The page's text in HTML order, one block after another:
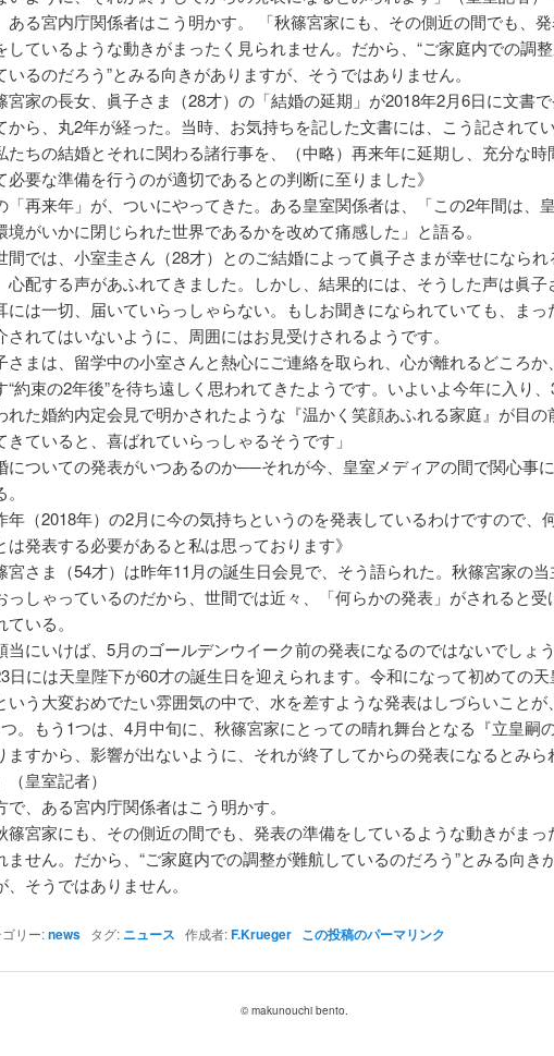
ある宮内庁関係者はこう明かす。 「秋篠宮家にも、その側近の間でも、
しているような動きがまったく見られません。だから、“ご家庭内での調
いるのだろう”とみる向きがありますが、そうではありません。
宮家の長女、眞子さま（28才）の「結婚の延期」が2018年2月6日に文書で
から、丸2年が経った。当時、お気持ちを記した文書には、こう記されてい
たちの結婚とそれに関わる諸行事を、（中略）再来年に延期し、充分な時
必要な準備を行うのが適切であるとの判断に至りました》
「再来年」が、ついにやってきた。ある皇室関係者は、「この2年間は、
境がいかに閉じられた世界であるかを改めて痛感した」と語る。
間では、小室圭さん（28才）とのご結婚によって眞子さまが幸せになられ
心配する声があふれてきました。しかし、結果的には、そうした声は眞子
には一切、届いていらっしゃらない。もしお聞きになられていても、まっ
されてはいないように、周囲にはお見受けされるようです。
さまは、留学中の小室さんと熱心にご連絡を取られ、心が離れるどころか
“約束の2年後”を待ち遠しく思われてきたようです。いよいよ今年に入り
れた婚約内定会見で明かされたような『温かく笑顔あふれる家庭』が目の
きていると、喜ばれていらっしゃるそうです」
についての発表がいつあるのか──それが今、皇室メディアの間で関心事
年（2018年）の2月に今の気持ちというのを発表しているわけですので、
は発表する必要があると私は思っております》
宮さま（54才）は昨年11月の誕生日会見で、そう語られた。秋篠宮家の当
っしゃっているのだから、世間では近々、「何らかの発表」がされると受
ている。
当にいけば、5月のゴールデンウイーク前の発表になるのではないでしょ
日には天皇陛下が60才の誕生日を迎えられます。令和になって初めての天
いう大変おめでたい雰囲気の中で、水を差すような発表はしづらいことが
。もう1つは、4月中旬に、秋篠宮家にとっての晴れ舞台となる『立皇嗣
ますから、影響が出ないように、それが終了してからの発表になるとみら
（皇室記者）
で、ある宮内庁関係者はこう明かす。
篠宮家にも、その側近の間でも、発表の準備をしているような動きがまっ
ません。だから、“ご家庭内での調整が難航しているのだろう”とみる向き
、そうではありません。
リー:newsタグ: ニュース 作成者:F.Krueger この投稿のパーマリンク
© makunouchi bento.